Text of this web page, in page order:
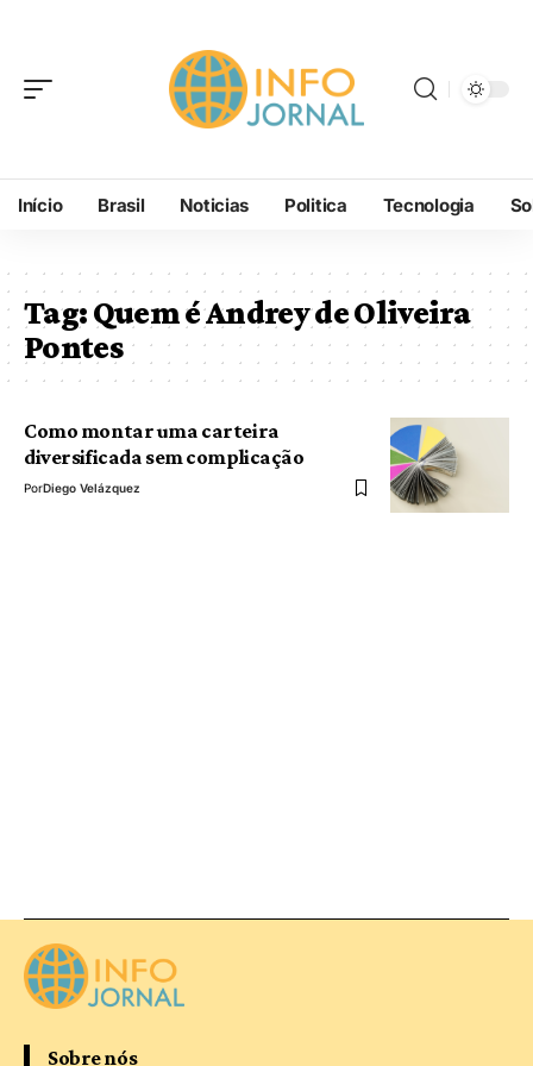
Início Brasil Noticias Politica Tecnologia
Tag:Quem é Andrey de Oliveira
Pontes
Como montar uma carteira
diversificada sem complicação
PorDiego Velázquez
Sobre nós